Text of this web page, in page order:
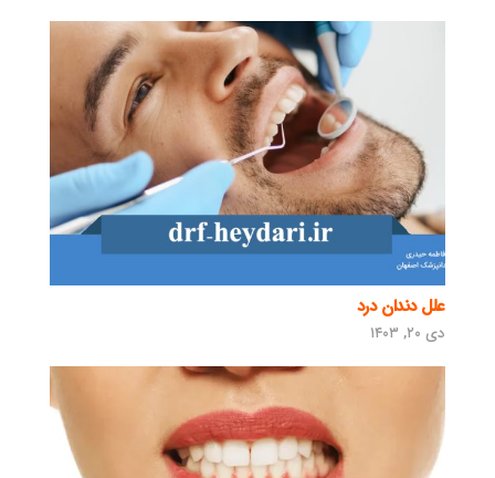
علل دندان درد
دی ۲۰, ۱۴۰۳